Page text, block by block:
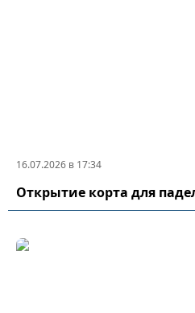
16.07.2026 в 17:34
Открытие корта для